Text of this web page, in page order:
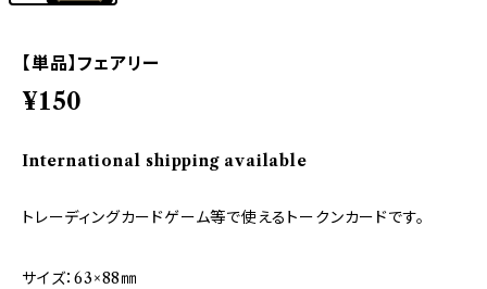
【単品】フェアリー
¥150
International shipping available
トレーディングカードゲーム等で使えるトークンカードです。
サイズ：63×88㎜